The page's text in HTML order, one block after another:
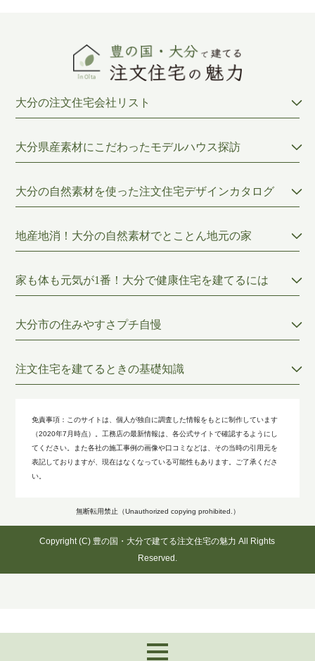
大分の注文住宅会社リスト
大分県産素材にこだわったモデルハウス探訪
大分の自然素材を使った注文住宅デザインカタログ
地産地消！大分の自然素材でとことん地元の家
家も体も元気が1番！大分で健康住宅を建てるには
大分市の住みやすさプチ自慢
注文住宅を建てるときの基礎知識
免責事項： このサイトは、個人が独自に調査した情報をもとに制作しています
（2020年7月時点）。工務店の最新情報は、各公式サイトで確認するようにし
てください。また各社の施工事例の画像や口コミなどは、その当時の引用元を
表記しておりますが、現在はなくなっている可能性もあります。ご了承くださ
い。
無断転用禁止（Unauthorized copying prohibited.）
Copyright (C) 豊の国・大分で建てる注文住宅の魅力 All Rights
Reserved.